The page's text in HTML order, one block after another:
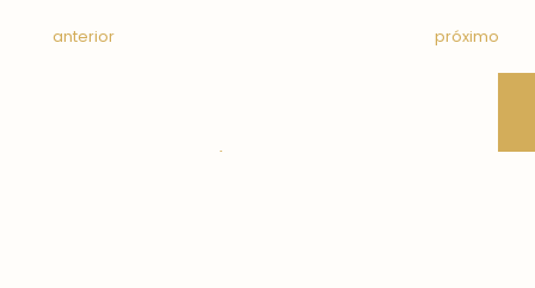
anterior próximo
outros artigos...